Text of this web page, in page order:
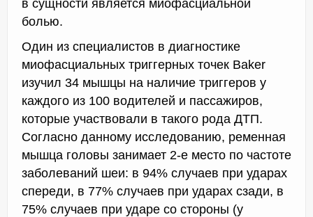
в сущности является миофасциальной
болью.
Один из специалистов в диагностике
миофасциальных триггерных точек Baker
изучил 34 мышцы на наличие триггеров у
каждого из 100 водителей и пассажиров,
которые участвовали в такого рода ДТП.
Согласно данному исследованию, ременная
мышца головы занимает 2-е место по частоте
заболеваний шеи: в 94% случаев при ударах
спереди, в 77% случаев при ударах сзади, в
75% случаев при ударе со стороны (у